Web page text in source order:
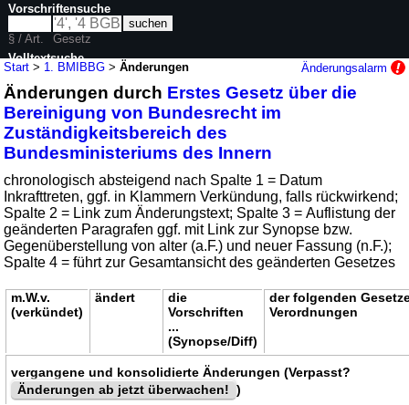
Start > 1. BMIBBG >Änderungen Änderungsalarm
Änderungen durch Erstes Gesetz über die
Bereinigung von Bundesrecht im
Zuständigkeitsbereich des
Bundesministeriums des Innern
chronologisch absteigend nach Spalte 1 = Datum
Inkrafttreten, ggf. in Klammern Verkündung, falls rückwirkend;
Spalte 2 = Link zum Änderungstext; Spalte 3 = Auflistung der
geänderten Paragrafen ggf. mit Link zur Synopse bzw.
Gegenüberstellung von alter (a.F.) und neuer Fassung (n.F.);
Spalte 4 = führt zur Gesamtansicht des geänderten Gesetzes
m.W.v.
(verkündet)
ändert
die
Vorschriften
...
(Synopse/Diff)
der folgenden
Verordnungen
vergangene und konsolidierte Änderungen (Verpasst?
Änderungen ab jetzt überwachen! )
Vorschriftensuche
§ / Art.
Gesetz
Volltextsuche
nur in 1. BMIBBG